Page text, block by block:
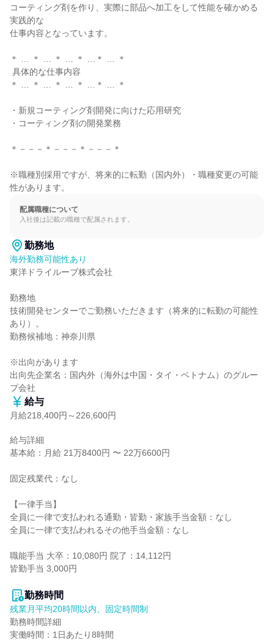
コーティング剤を作り、実際に部品へ加工をして性能を確かめる
実践的な
仕事内容となっています。
＊ … ＊ … ＊ … ＊ …＊ … ＊
＊ … ＊ … ＊ … ＊ …＊ … ＊
・新規コーティング剤開発に向けた応用研究
・コーティング剤の開発業務
＊－－－＊－－－＊－－－＊
※職種別採用ですが、将来的に転勤（国内外）・職種変更の可能
性があります。
配属職種について
入社後は記載の職種で配属されます。
勤務地
海外勤務可能性あり
東洋ドライルーブ株式会社
勤務地
技術開発センターでご勤務いただきます（将来的に転勤の可能性
あり）。
勤務候補地：神奈川県
※出向があります
出向先企業名：国内外（海外は中国・タイ・ベトナム）のグルー
プ会社
給与
月給218,400円～226,600円
給与詳細
基本給：月給 21万8400円 〜 22万6600円
固定残業代：なし
【一律手当】
全員に一律で支払われる通勤・皆勤・家族手当金額：なし
全員に一律で支払われるその他手当金額：なし
職能手当 大卒：10,080円 院了：14,112円
皆勤手当 3,000円
勤務時間
残業月平均20時間以内、固定時間制
勤務時間詳細
実働時間：1日あたり8時間